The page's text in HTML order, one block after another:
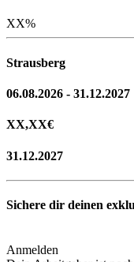
XX%
Strausberg
06.08.2026 - 31.12.2027
XX,XX€
31.12.2027
Sichere dir deinen
Anmelden